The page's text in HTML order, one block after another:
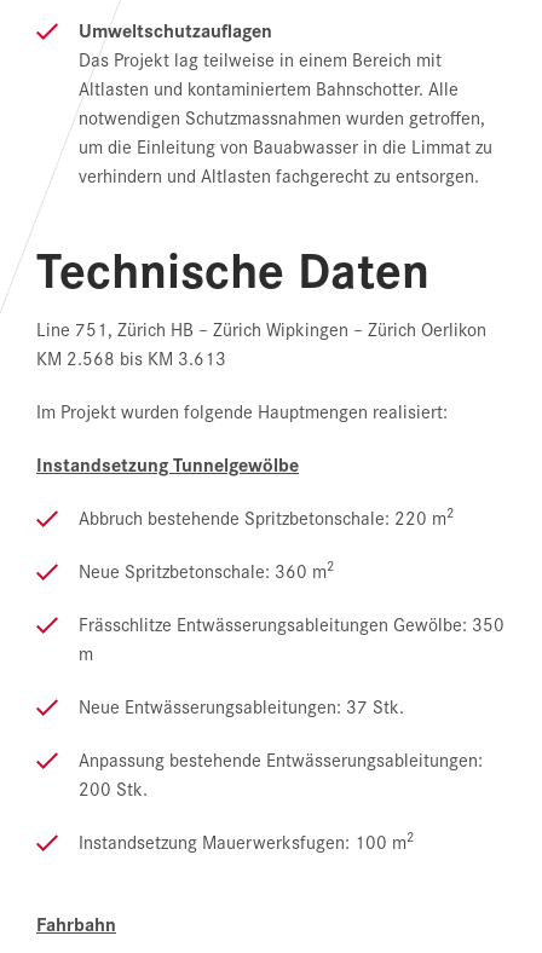
Umweltschutzauflagen
Das Projekt lag teilweise in einem Bereich mit
Altlasten und kontaminiertem Bahnschotter. Alle
notwendigen Schutzmassnahmen wurden getroffen,
um die Einleitung von Bauabwasser in die Limmat zu
verhindern und Altlasten fachgerecht zu entsorgen.
Technische Daten
Line 751, Zürich HB – Zürich Wipkingen – Zürich Oerlikon
KM 2.568 bis KM 3.613
Im Projekt wurden folgende Hauptmengen realisiert:
Instandsetzung Tunnelgewölbe
Abbruch bestehende Spritzbetonschale: 220 m2
Neue Spritzbetonschale: 360 m2
Frässchlitze Entwässerungsableitungen Gewölbe: 350
m
Neue Entwässerungsableitungen: 37 Stk.
Anpassung bestehende Entwässerungsableitungen:
200 Stk.
Instandsetzung Mauerwerksfugen: 100 m2
Fahrbahn